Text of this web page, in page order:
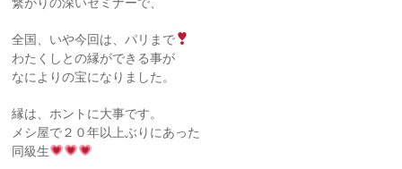
全国、いや今回は、パリまで
わたくしとの縁ができる事が
なによりの宝になりました。
縁は、ホントに大事です。
メシ屋で２０年以上ぶりにあった
同級生